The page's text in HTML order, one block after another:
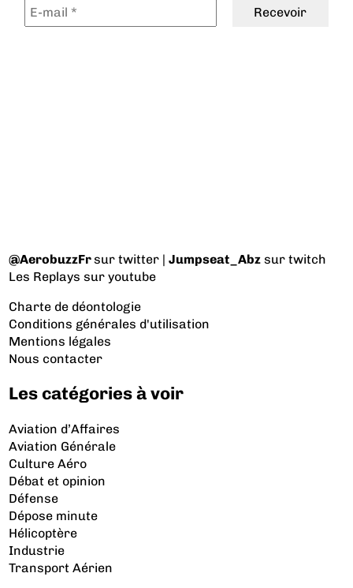
@AerobuzzFrsur twitter |Jumpseat_Abz sur twitch
Les Replays sur youtube
Charte de déontologie
Conditions générales d'utilisation
Mentions légales
Nous contacter
Les catégories à voir
Aviation d’Affaires
Aviation Générale
Culture Aéro
Débat et opinion
Défense
Dépose minute
Hélicoptère
Industrie
Transport Aérien